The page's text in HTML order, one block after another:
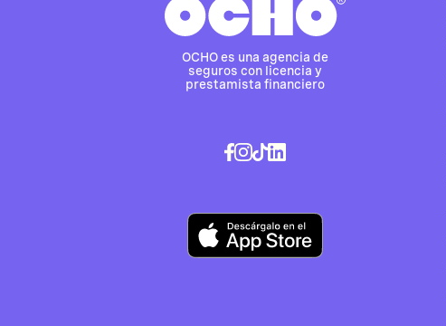
OCHO es una agencia de
seguros con licencia y
prestamista financiero